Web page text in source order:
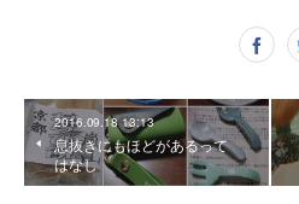
2016.09.18 13:13
息抜きにもほどがあるって
はなし